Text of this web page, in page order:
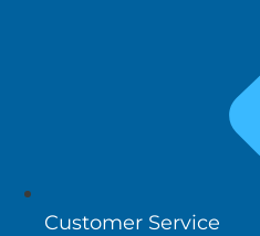
Customer Service